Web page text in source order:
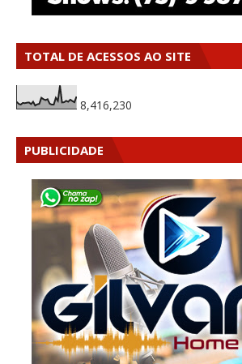
TOTAL DE ACESSOS AO SITE
8,416,230
PUBLICIDADE